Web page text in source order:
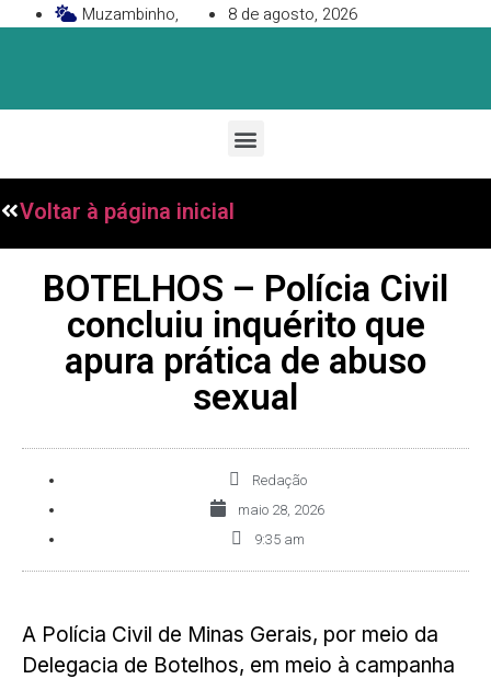
Muzambinho, 8 de agosto, 2026
Voltar à página inicial
BOTELHOS – Polícia Civil
concluiu inquérito que
apura prática de abuso
sexual
Redação
maio 28, 2026
9:35 am
A Polícia Civil de Minas Gerais, por meio da
Delegacia de Botelhos, em meio à campanha